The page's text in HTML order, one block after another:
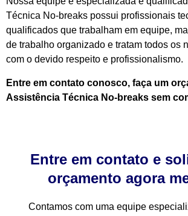
Técnica No-breaks possui profissionais
qualificados que trabalham em equipe,
de trabalho organizado e tratam todos os
com o devido respeito e profissionalismo.
Entre em contato conosco, faça um
Assistência Técnica No-breaks sem
Entre em contato e
orçamento agora
Contamos com uma equipe